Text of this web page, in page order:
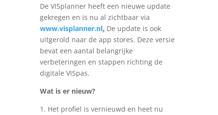
De VISplanner heeft een nieuwe update
gekregen en is nu al zichtbaar via
www.visplanner.nl. De update is ook
uitgerold naar de app stores. Deze versie
bevat een aantal belangrijke
verbeteringen en stappen richting de
digitale VISpas.
Wat is er nieuw?
1. Het profiel is vernieuwd en heet nu